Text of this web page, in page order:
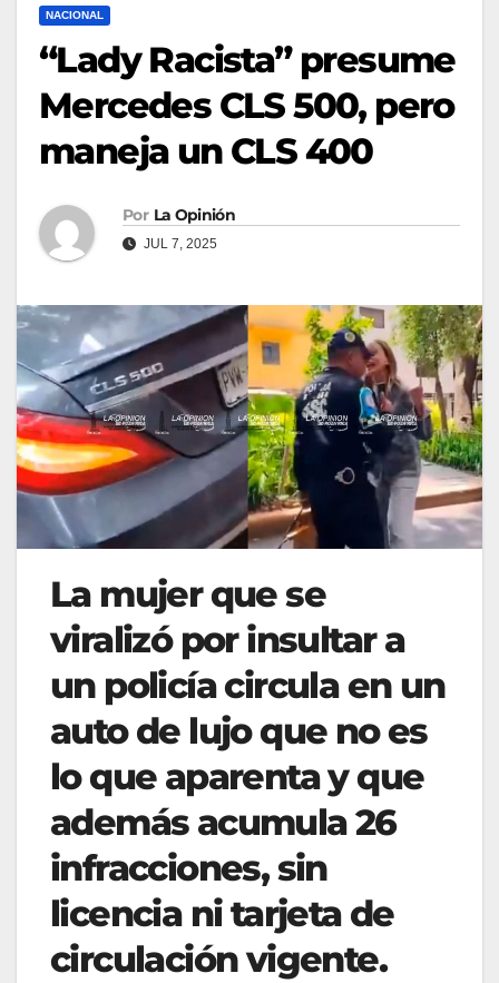
NACIONAL
“Lady Racista” presume
Mercedes CLS 500, pero
maneja un CLS 400
Por La Opinión
JUL 7, 2025
La mujer que se
viralizó por insultar a
un policía circula en un
auto de lujo que no es
lo que aparenta y que
además acumula 26
infracciones, sin
licencia ni tarjeta de
circulación vigente.